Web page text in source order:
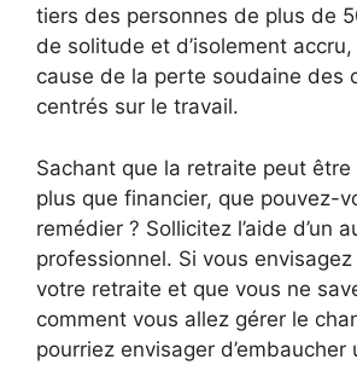
tiers des personnes de plus de
de solitude et d’isolement
cause de la perte soudaine des
centrés sur le travail.
Sachant que la retraite peut
plus que financier, que pouvez-
remédier ? Sollicitez l’aide d’un
professionnel. Si vous
votre retraite et que vous ne
comment vous allez gérer le
pourriez envisager d’embaucher